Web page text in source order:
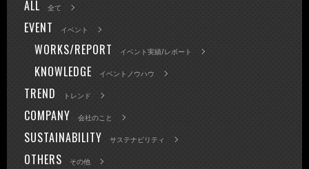
ALL 全て
EVENT イベント
WORKS/REPORT イベント実績/レポート
KNOWLEDGE イベントノウハウ
TREND トレンド
COMPANY 会社のこと
SUSTAINABILITY サステナビリティ
OTHERS その他